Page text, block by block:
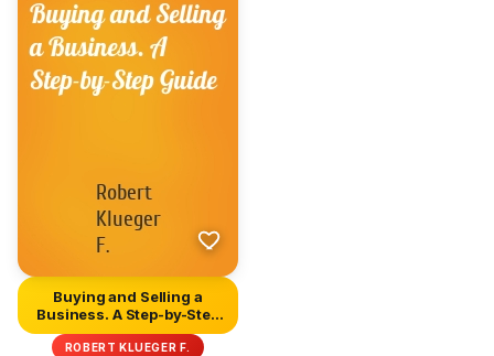
Buying and Selling a
Business. A Step-by-Step
Guid...
ROBERT KLUEGER F.